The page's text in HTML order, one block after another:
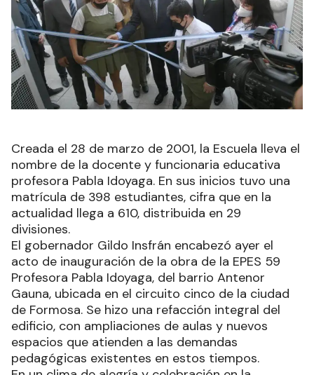
Creada el 28 de marzo de 2001, la Escuela lleva el
nombre de la docente y funcionaria educativa
profesora Pabla Idoyaga. En sus inicios tuvo una
matrícula de 398 estudiantes, cifra que en la
actualidad llega a 610, distribuida en 29
divisiones.
El gobernador Gildo Insfrán encabezó ayer el
acto de inauguración de la obra de la EPES 59
Profesora Pabla Idoyaga, del barrio Antenor
Gauna, ubicada en el circuito cinco de la ciudad
de Formosa. Se hizo una refacción integral del
edificio, con ampliaciones de aulas y nuevos
espacios que atienden a las demandas
pedagógicas existentes en estos tiempos.